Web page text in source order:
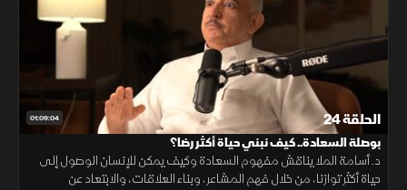
01:09:04 الحلقة 24
بوصلة السعادة.. كيف نبني حياة أكثر رضا؟
د. أسامة الملا يناقش مفهوم السعادة وكيف يمكن للإنسان الوصول إلى
حياة أكثر توازنا، من خلال فهم المشاعر، وبناء العلاقات، والابتعاد عن